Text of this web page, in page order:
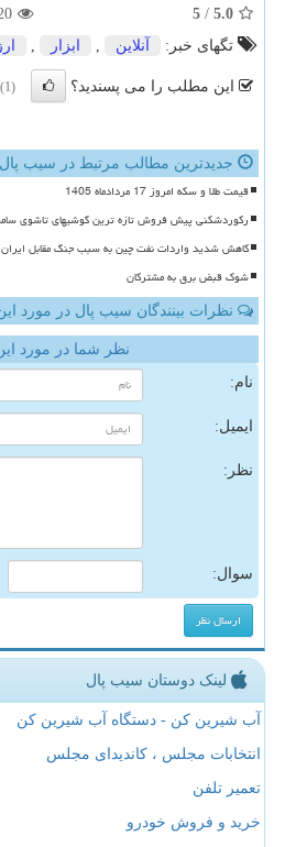
5.0
/
5
تگهای خبر:
آنلاین , ابزار , ارز
این مطلب را می پسندید؟ (1)
جدیدترین مطالب مرتبط در سیب پال
قیمت طلا و سکه امروز 17 مردادماه 1405
رکوردشکنی پیش فروش تازه ترین گوشیهای تاشوی
کاهش شدید واردات نفت چین به سبب جنگ مقابل ایران
شوک قبض برق به مشترکان
نظرات بینندگان سیب پال در مورد
نظر شما در مورد
نام:
ایمیل:
نظر:
سوال:
لینک دوستان سیب پال
آب شیرین کن - دستگاه آب شیرین کن
انتخابات مجلس ، کاندیدای مجلس
تعمیر تلفن
خرید و فروش خودرو